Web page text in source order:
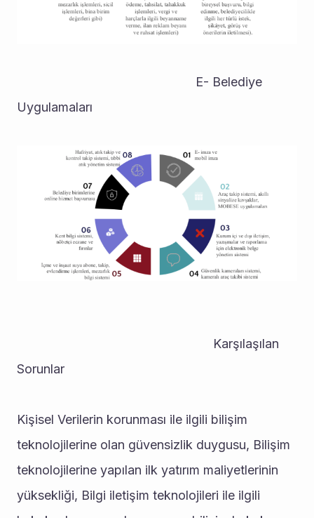
Uygulamaları
Sorunlar
Kişisel Verilerin korunması ile ilgili bilişim
teknolojilerine olan güvensizlik duygusu, Bilişim
teknolojilerine yapılan ilk yatırım maliyetlerinin
yüksekliği, Bilgi iletişim teknolojileri ile ilgili